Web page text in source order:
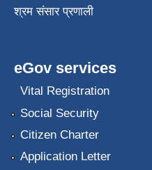
श्रम संसार प्रणाली
eGov services
Vital Registration
Social Security
Citizen Charter
Application Letter